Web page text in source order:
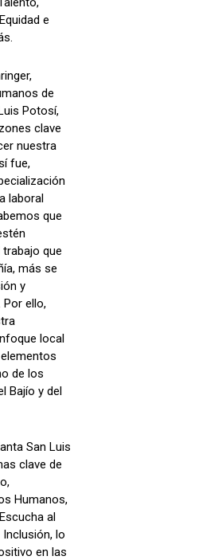
e
de
Potosí,
clave
nuestra
fue,
laboral
que
que
más se
y
Por ello,
local
de los
Bajío y del
San Luis
clave de
Humanos,
al
Inclusión, lo
en las